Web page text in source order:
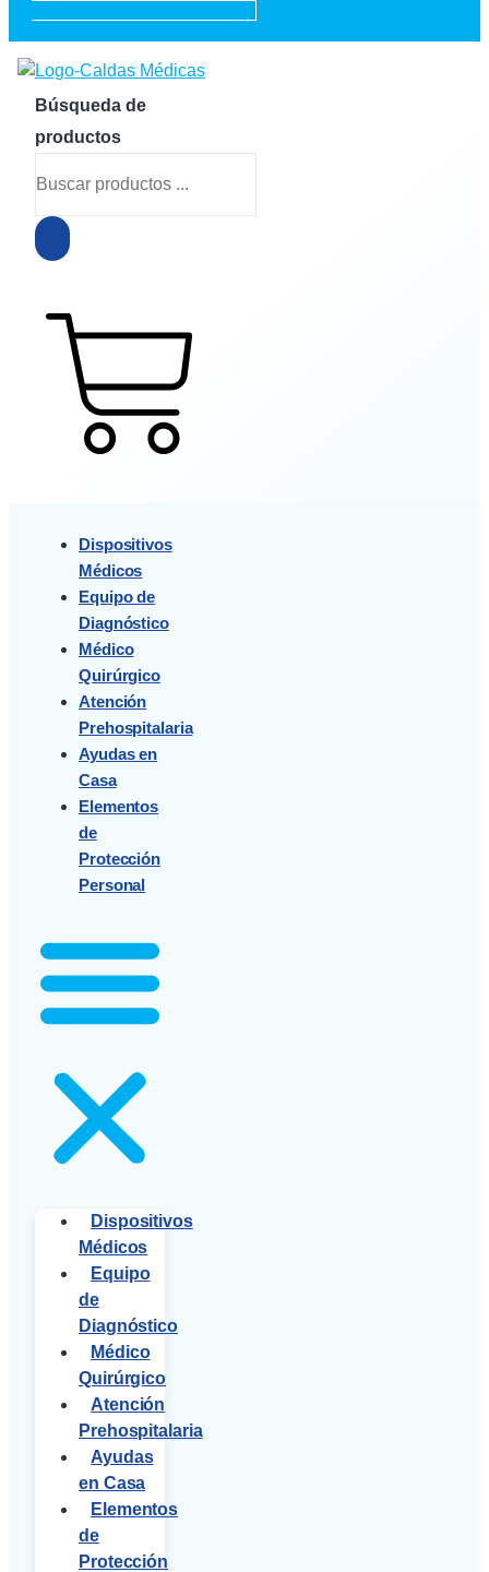
Búsqueda de
productos
Dispositivos
Médicos
Equipo de
Diagnóstico
Médico
Quirúrgico
Atención
Prehospitalaria
Ayudas en
Casa
Elementos
de
Protección
Personal
Dispositivos
Médicos
Equipo
de
Diagnóstico
Médico
Quirúrgico
Atención
Prehospitalaria
Ayudas
en Casa
Elementos
de
Protección